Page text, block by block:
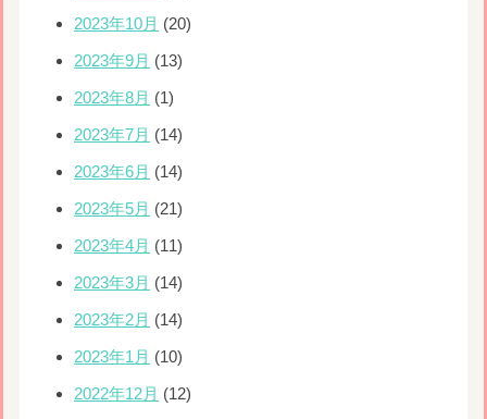
2023年10月 (20)
2023年9月 (13)
2023年8月 (1)
2023年7月 (14)
2023年6月 (14)
2023年5月 (21)
2023年4月 (11)
2023年3月 (14)
2023年2月 (14)
2023年1月 (10)
2022年12月 (12)